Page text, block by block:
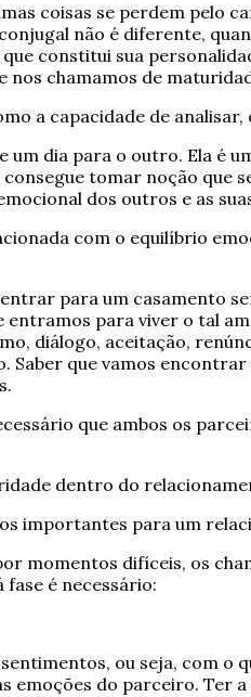
coisas se perdem pelo
não é diferente,
constitui sua
nos chamamos de
a capacidade de
dia para o outro. Ela é
tomar noção que
dos outros e as
com o equilíbrio
para um casamento
entramos para viver o tal
diálogo, aceitação,
Saber que vamos
que ambos os
dentro do
importantes para um
momentos difíceis, os
fase é necessário:
ou seja, com
emoções do parceiro. Ter